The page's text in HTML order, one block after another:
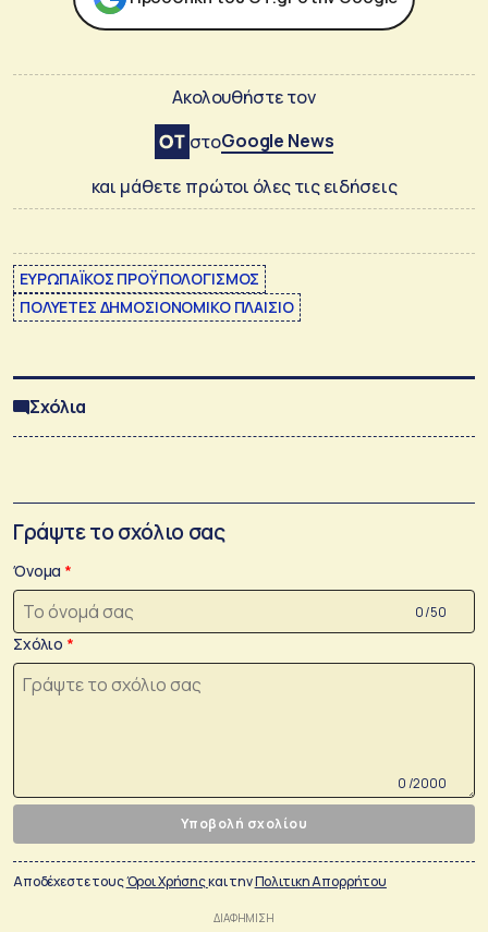
Ακολουθήστε τον
στοGoogle News
και μάθετε πρώτοι όλες τις ειδήσεις
ΕΥΡΩΠΑΪΚΟΣ ΠΡΟΫΠΟΛΟΓΙΣΜΟΣ
ΠΟΛΥΕΤΕΣ ΔΗΜΟΣΙΟΝΟΜΙΚΟ ΠΛΑΙΣΙΟ
Σχόλια
Γράψτε το σχόλιο σας
Όνομα
0 /50
Σχόλιο
0 /2000
Υποβολή σχολίου
Αποδέχεστε τουςΌροι Χρήσηςκαι τηνΠολιτικη Απορρήτου